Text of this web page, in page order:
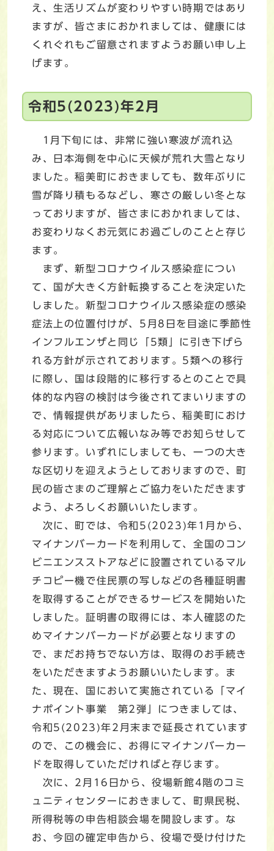
え、生活リズムが変わりやすい時期ではあり
ますが、皆さまにおかれましては、健康には
くれぐれもご留意されますようお願い申し上
げます。
令和5(2023)年2月
1月下旬には、非常に強い寒波が流れ込
み、日本海側を中心に天候が荒れ大雪となり
ました。稲美町におきましても、数年ぶりに
雪が降り積もるなどし、寒さの厳しい冬とな
っておりますが、皆さまにおかれましては、
お変わりなくお元気にお過ごしのことと存じ
ます。
まず、新型コロナウイルス感染症につい
て、国が大きく方針転換することを決定いた
しました。新型コロナウイルス感染症の感染
症法上の位置付けが、5月8日を目途に季節性
インフルエンザと同じ「5類」に引き下げら
れる方針が示されております。5類への移行
に際し、国は段階的に移行するとのことで具
体的な内容の検討は今後されてまいりますの
で、情報提供がありましたら、稲美町におけ
る対応について広報いなみ等でお知らせして
参ります。いずれにしましても、一つの大き
な区切りを迎えようとしておりますので、町
民の皆さまのご理解とご協力をいただきます
よう、よろしくお願いいたします。
次に、町では、令和5(2023)年1月から、
マイナンバーカードを利用して、全国のコン
ビニエンスストアなどに設置されているマル
チコピー機で住民票の写しなどの各種証明書
を取得することができるサービスを開始いた
しました。証明書の取得には、本人確認のた
めマイナンバーカードが必要となりますの
で、まだお持ちでない方は、取得のお手続き
をいただきますようお願いいたします。ま
た、現在、国において実施されている「マイ
ナポイント事業 第2弾」につきましては、
令和5(2023)年2月末まで延長されています
ので、この機会に、お得にマイナンバーカー
ドを取得していただければと存じます。
次に、2月16日から、役場新館4階のコミ
ュニティセンターにおきまして、町県民税、
所得税等の申告相談会場を開設します。な
お、今回の確定申告から、役場で受け付けた